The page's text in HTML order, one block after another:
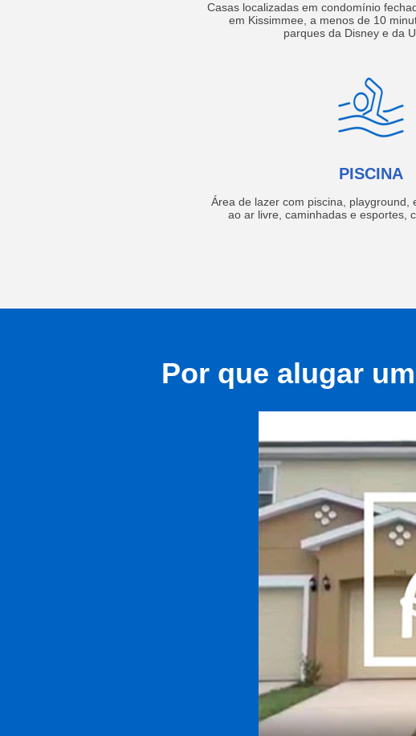
Casas localizadas em condomínio
em Kissimmee, a menos de 10
parques da Disney e da
PISCINA
Área de lazer com piscina, playground,
ao ar livre, caminhadas e esportes,
Por que alugar